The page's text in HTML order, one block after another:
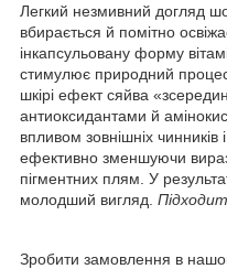
Легкий незмивний догляд
вбирається й помітно
інкапсульовану форму
стимулює природний
шкірі ефект сяйва
антиоксидантами й
впливом зовнішніх чинників
ефективно зменшуючи
пігментних плям. У
молодший вигляд.
Зробити замовлення в